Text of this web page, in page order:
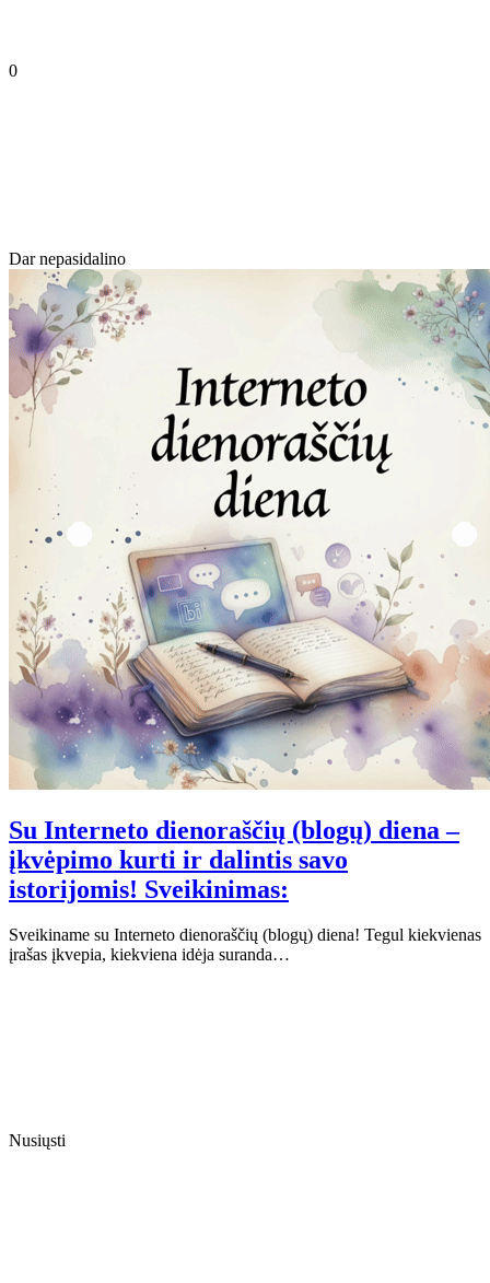
0
Dar nepasidalino
Su Interneto dienoraščių (blogų) diena –
įkvėpimo kurti ir dalintis savo
istorijomis! Sveikinimas:
Sveikiname su Interneto dienoraščių (blogų) diena! Tegul kiekvienas
įrašas įkvepia, kiekviena idėja suranda…
Nusiųsti